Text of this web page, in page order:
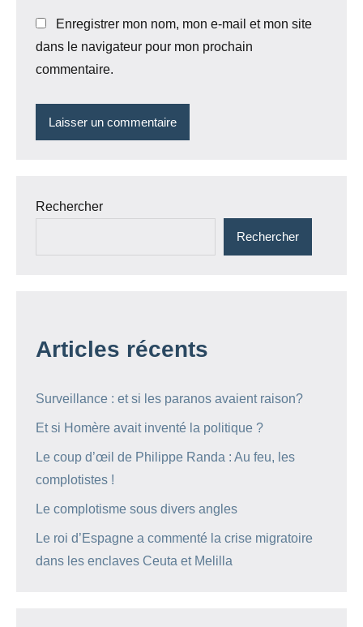
Enregistrer mon nom, mon e-mail et mon site
dans le navigateur pour mon prochain
commentaire.
Rechercher
Rechercher
Articles récents
Surveillance : et si les paranos avaient raison?
Et si Homère avait inventé la politique ?
Le coup d’œil de Philippe Randa : Au feu, les
complotistes !
Le complotisme sous divers angles
Le roi d’Espagne a commenté la crise migratoire
dans les enclaves Ceuta et Melilla